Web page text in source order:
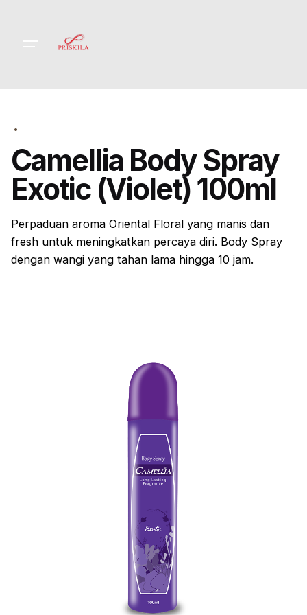
Camellia Body Spray
Exotic (Violet) 100ml
Perpaduan aroma Oriental Floral yang manis dan
fresh untuk meningkatkan percaya diri. Body Spray
dengan wangi yang tahan lama hingga 10 jam.